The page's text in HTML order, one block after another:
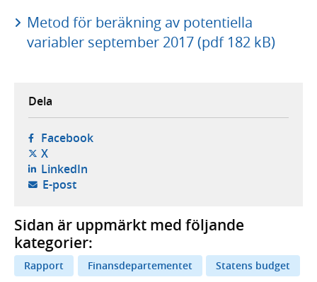
Metod för beräkning av potentiella
variabler september 2017 (pdf 182 kB)
Dela
Facebook- öppnas i ny flik, extern webbplats,
X- öppnas i ny flik, extern webbplats,
LinkedIn- öppnas i ny flik, extern webbplats,
E-post- öppnar din e-postklient,
Sidan är uppmärkt med följande
kategorier:
Rapport Finansdepartementet Statens budget